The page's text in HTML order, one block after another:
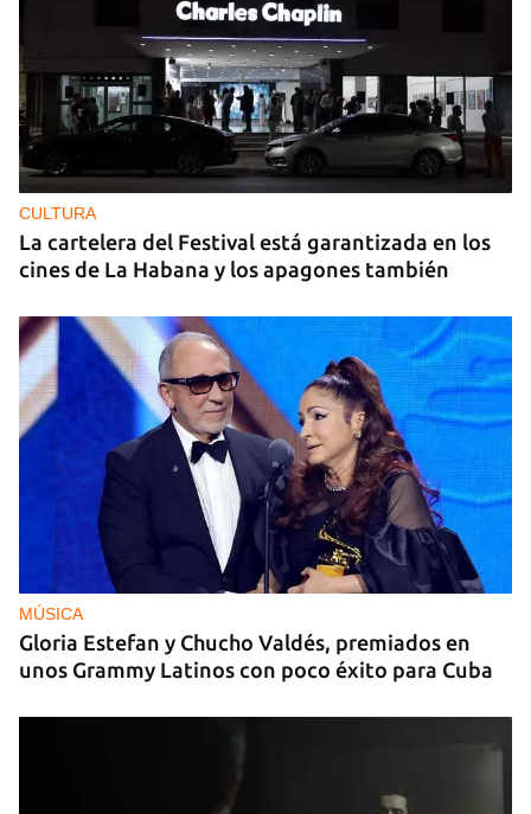
CULTURA
La cartelera del Festival está garantizada en los
cines de La Habana y los apagones también
MÚSICA
Gloria Estefan y Chucho Valdés, premiados en
unos Grammy Latinos con poco éxito para Cuba